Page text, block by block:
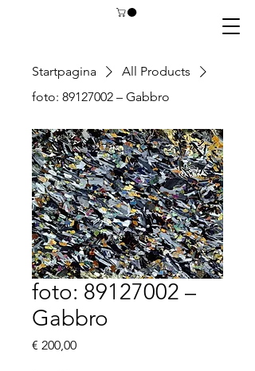
Startpagina
All Products
foto: 89127002 – Gabbro
foto: 89127002 –
Gabbro
€ 200,00Prijs